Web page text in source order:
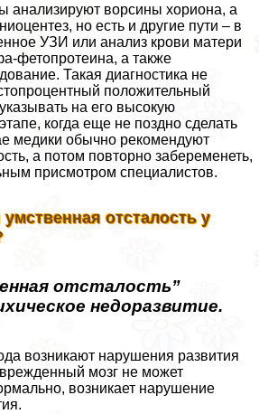
анализируют ворсины хориона, а
но есть и другие пути – в
УЗИ или анализ крови матери
фетопротеина, а также
Такая диагностика не
положительный
на его высокую
когда еще не поздно сделать
медики обычно рекомендуют
а потом повторно забеременеть,
присмотром специалистов.
отсталость у
отсталость”
недоразвитие.
возникают нарушения развития
мозг не может
возникает нарушение